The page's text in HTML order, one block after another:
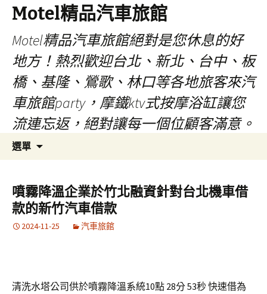
Motel精品汽車旅館
Motel精品汽車旅館絕對是您休息的好
地方！熱烈歡迎台北、新北、台中、板
橋、基隆、鶯歌、林口等各地旅客來汽
車旅館party，摩鐵ktv式按摩浴缸讓您
流連忘返，絕對讓每一個位顧客滿意。
選單
容
鍵
字:
噴霧降溫企業於竹北融資針對台北機車借
款的新竹汽車借款
2024-11-25 汽車旅館
清洗水塔公司供於噴霧降溫系統10點 28分 53秒快速借為